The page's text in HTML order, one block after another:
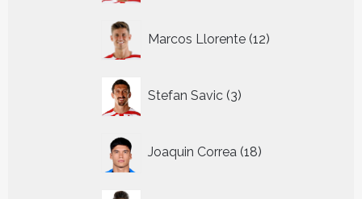
Marcos Llorente 12
producten
Stefan Savic 3
producten
Joaquin Correa 18
producten